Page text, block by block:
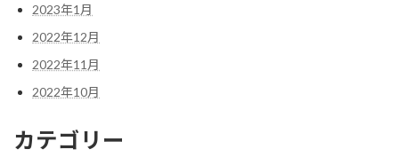
2023年1月
2022年12月
2022年11月
2022年10月
カテゴリー